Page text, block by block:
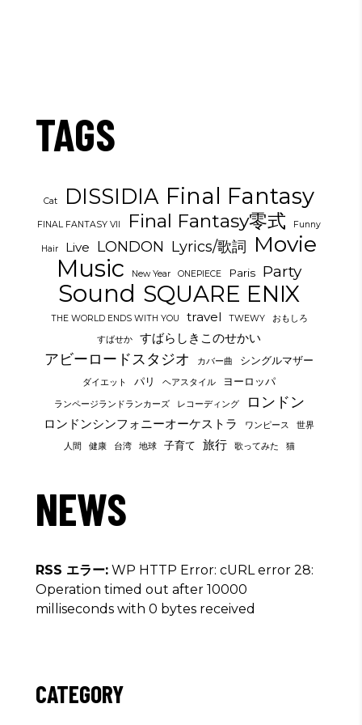
TAGS
Cat DISSIDIA Final Fantasy
FINAL FANTASY VII Final Fantasy零式 Funny
Hair Live LONDON Lyrics/歌詞 Movie
Music New Year ONEPIECE Paris Party
Sound SQUARE ENIX
THE WORLD ENDS WITH YOU travel TWEWY
おもしろ
すばせか
すばらしきこのせかい
アビーロードスタジオ カバー曲 シングルマザー
ダイエット パリ ヘアスタイル ヨーロッパ
ランページランドランカーズ レコーディング ロンドン
ロンドンシンフォニーオーケストラ ワンピース
世界
人間
健康 台湾 地球 子育て 旅行 歌ってみた 猫
NEWS
RSS エラー: WP HTTP Error: cURL error 28:
Operation timed out after 10000
milliseconds with 0 bytes received
CATEGORY